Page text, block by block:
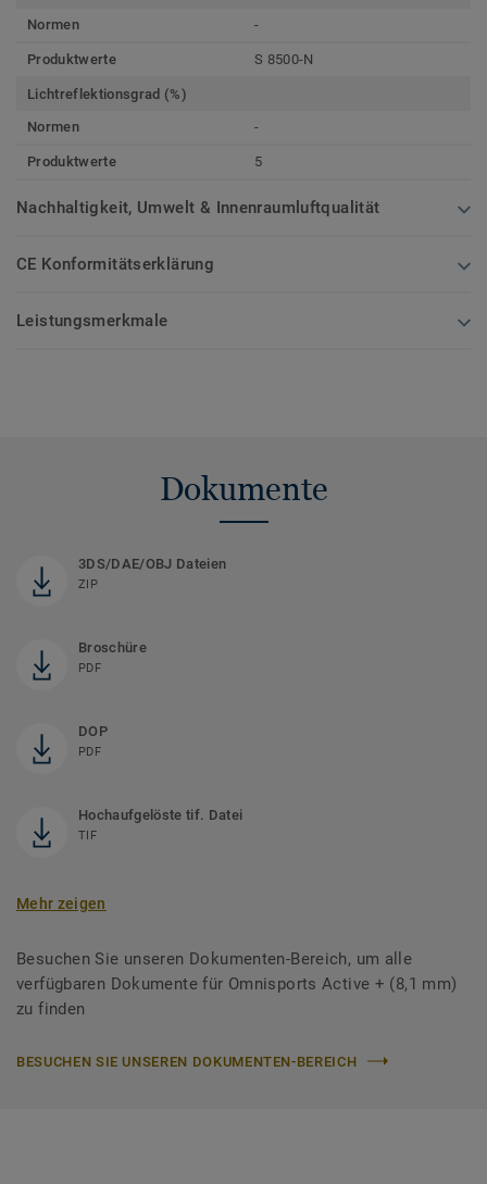
Normen
-
Produktwerte S 8500-N
Lichtreflektionsgrad (%)
Normen
-
Produktwerte 5
Nachhaltigkeit, Umwelt & Innenraumluftqualität
CE Konformitätserklärung
Leistungsmerkmale
Dokumente
3DS/DAE/OBJ Dateien
ZIP
Broschüre
PDF
DOP
PDF
Hochaufgelöste tif. Datei
TIF
Mehr zeigen
Besuchen Sie unseren Dokumenten-Bereich, um alle
verfügbaren Dokumente für Omnisports Active + (8,1 mm)
zu finden
BESUCHEN SIE UNSEREN DOKUMENTEN-BEREICH